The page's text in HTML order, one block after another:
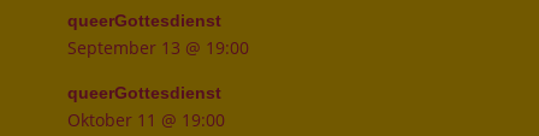
queerGottesdienst
September 13 @ 19:00
queerGottesdienst
Oktober 11 @ 19:00